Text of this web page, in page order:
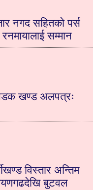
नगद सहितको पर्स
सम्मान
सडक खण्ड अलपत्रः
विस्तार अन्तिम
बुटवल